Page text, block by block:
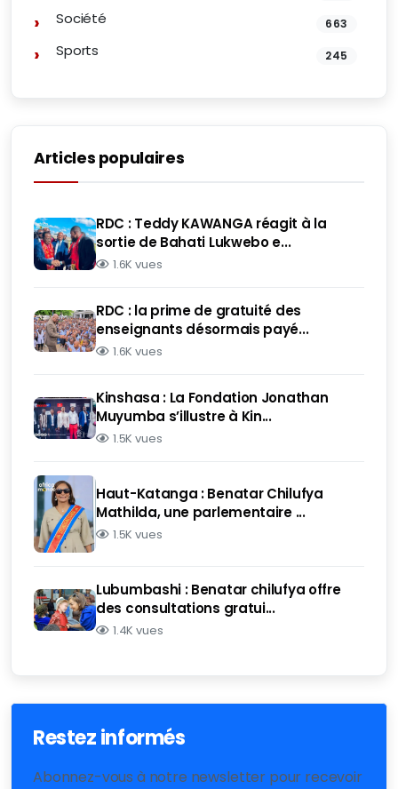
Société 663
Sports 245
Articles populaires
RDC : Teddy KAWANGA réagit à la
sortie de Bahati Lukwebo e...
1.6K vues
RDC : la prime de gratuité des
enseignants désormais payé...
1.6K vues
Kinshasa : La Fondation Jonathan
Muyumba s’illustre à Kin...
1.5K vues
Haut-Katanga : Benatar Chilufya
Mathilda, une parlementaire ...
1.5K vues
Lubumbashi : Benatar chilufya offre
des consultations gratui...
1.4K vues
Restez informés
Abonnez-vous à notre newsletter pour recevoir